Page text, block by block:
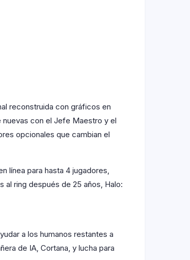
reconstruida con gráficos en
con el Jefe Maestro y el
opcionales que cambian el
línea para hasta 4 jugadores,
ring después de 25 años, Halo:
a los humanos restantes a
de IA, Cortana, y lucha para